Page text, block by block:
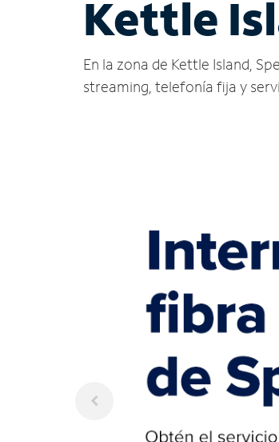
Kettle
En la zona de Kettle Island,
streaming, telefonía fija y